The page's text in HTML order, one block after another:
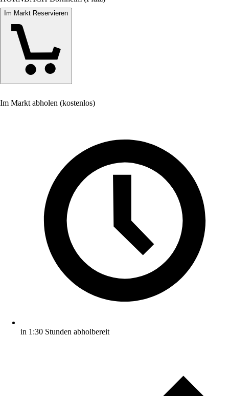
Im Markt Reservieren
Im Markt abholen (kostenlos)
in 1:30 Stunden abholbereit